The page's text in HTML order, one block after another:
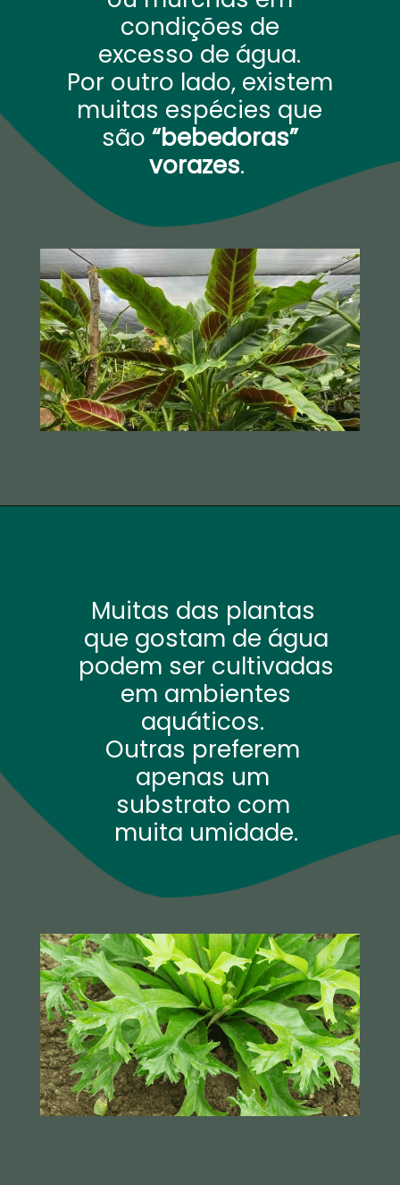
condições de
excesso de água.
Por outro lado, existem
muitas espécies que
são “bebedoras”
vorazes.
Muitas das plantas
que gostam de água
podem ser cultivadas
em ambientes
aquáticos.
Outras preferem
apenas um
substrato com
muita umidade.